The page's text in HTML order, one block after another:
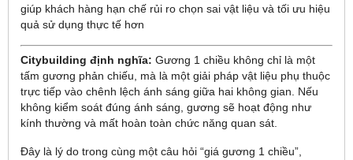
giúp khách hàng hạn chế rủi ro chọn sai vật liệu và tối ưu hiệu
quả sử dụng thực tế hơn
Citybuilding định nghĩa: Gương 1 chiều không chỉ là một
tấm gương phản chiếu, mà là một giải pháp vật liệu phụ thuộc
trực tiếp vào chênh lệch ánh sáng giữa hai không gian. Nếu
không kiểm soát đúng ánh sáng, gương sẽ hoạt động như
kính thường và mất hoàn toàn chức năng quan sát.
Đây là lý do trong cùng một câu hỏi “giá gương 1 chiều”,